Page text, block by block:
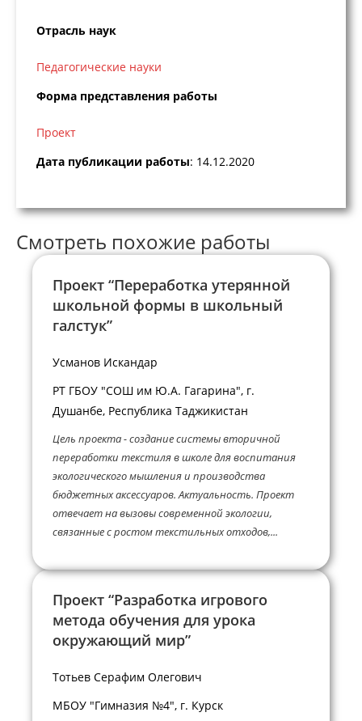
Отрасль наук
Педагогические науки
Форма представления работы
Проект
Дата публикации работы: 14.12.2020
Смотреть похожие работы
Проект “Переработка утерянной
школьной формы в школьный
галстук”
Усманов Искандар
РТ ГБОУ "СОШ им Ю.А. Гагарина", г.
Душанбе, Республика Таджикистан
Цель проекта - создание системы вторичной
переработки текстиля в школе для воспитания
экологического мышления и производства
бюджетных аксессуаров. Актуальность. Проект
отвечает на вызовы современной экологии,
связанные с ростом текстильных отходов,...
Проект “Разработка игрового
метода обучения для урока
окружающий мир”
Тотьев Серафим Олегович
МБОУ "Гимназия №4", г. Курск